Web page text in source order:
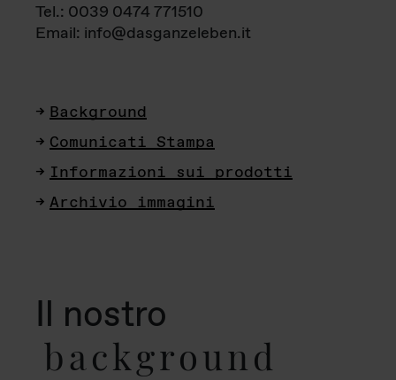
Tel.: 0039 0474 771510
Email: info@dasganzeleben.it
Background
Comunicati Stampa
Informazioni sui prodotti
Archivio immagini
Il nostro
background